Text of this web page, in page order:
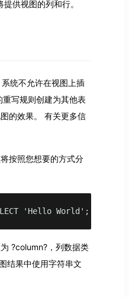
供视图的列和行。
统不允许在视图上插
重写规则创建为其他表
的效果。 有关更多信
按照您想要的方式分
'Hello World';
?column?，列数据类
结果中使用字符串文